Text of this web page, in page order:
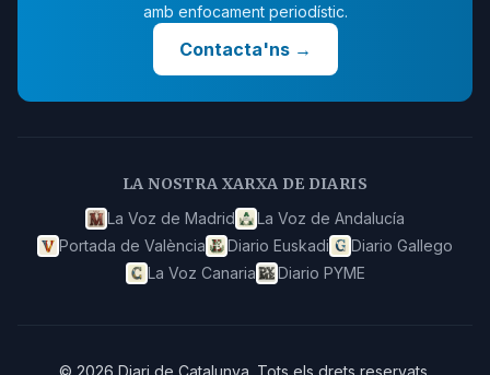
amb enfocament periodístic.
Contacta'ns→
LA NOSTRA XARXA DE DIARIS
La Voz de Madrid
La Voz de Andalucía
Portada de València
Diario Euskadi
Diario Gallego
La Voz Canaria
Diario PYME
© 2026 Diari de Catalunya Tots els drets reservats.